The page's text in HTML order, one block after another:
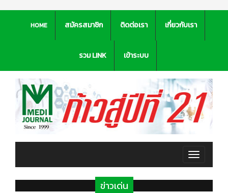
HOME สมัครสมาชิก ติดต่อเรา เกี่ยวกับเรา
รวม LINK เข้าระบบ
Toggle
navigation
ข่าวเด่น